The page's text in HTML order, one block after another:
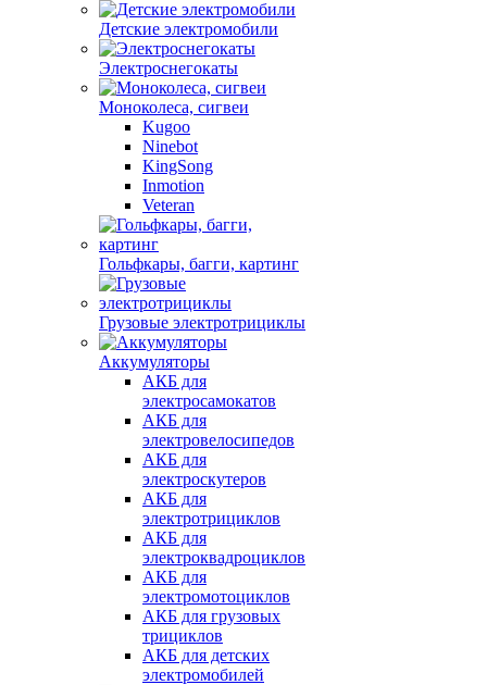
Детские электромобили
Электроснегокаты
Моноколеса, сигвеи
Kugoo
Ninebot
KingSong
Inmotion
Veteran
Гольфкары, багги, картинг
Грузовые электротрициклы
Аккумуляторы
АКБ для
электросамокатов
АКБ для
электровелосипедов
АКБ для
электроскутеров
АКБ для
электротрициклов
АКБ для
электроквадроциклов
АКБ для
электромотоциклов
АКБ для грузовых
трициклов
АКБ для детских
электромобилей